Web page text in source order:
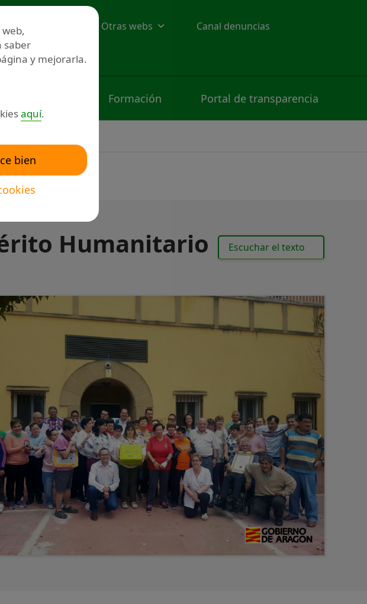
sociales Otras webs
Canal denuncias
Formación Portal de transparencia
Humanitario Escuchar el texto
saber
y mejorarla.
aquí.
bien